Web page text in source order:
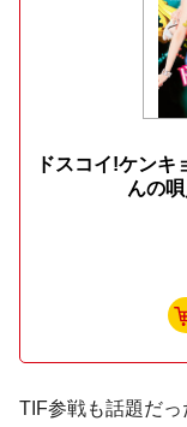
ドスコイ!ケン
んの
TIF参戦も話題だっ